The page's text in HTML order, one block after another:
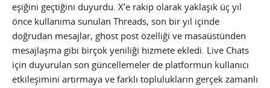
eşiğini geçtiğini duyurdu. X’e rakip olarak yaklaşık üç yıl
önce kullanıma sunulan Threads, son bir yıl içinde
doğrudan mesajlar, ghost post özelliği ve masaüstünden
mesajlaşma gibi birçok yeniliği hizmete ekledi. Live Chats
için duyurulan son güncellemeler de platformun kullanıcı
etkileşimini artırmaya ve farklı toplulukların gerçek zamanlı